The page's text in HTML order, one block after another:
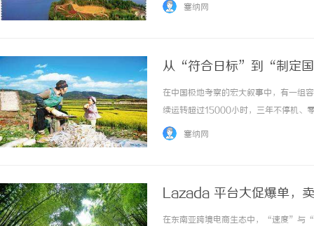
塞纳网
从“符合日标”到“制定国
机技术的破壁者
在中国极地考察的宏大叙事中，有一组
续运转超过15000小时，三年不停机、
信息、深冰芯中蕴藏的12万年前的气候
塞纳网
Lazada 平台大促爆单，
在东南亚跨境电商生态中，“速度”与